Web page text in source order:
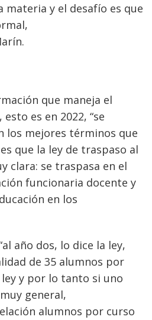
materia y el desafío es que
que maneja el
es en 2022, “se
los mejores términos que
que la ley de traspaso al
clara: se traspasa en el
funcionaria docente y
en los
año dos, lo dice la ley,
de 35 alumnos por
y por lo tanto si uno
general,
alumnos por curso